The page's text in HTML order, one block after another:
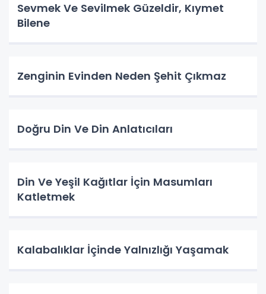
Sevmek Ve Sevilmek Güzeldir, Kıymet
Bilene
Zenginin Evinden Neden Şehit Çıkmaz
Doğru Din Ve Din Anlatıcıları
Din Ve Yeşil Kağıtlar İçin Masumları
Katletmek
Kalabalıklar İçinde Yalnızlığı Yaşamak